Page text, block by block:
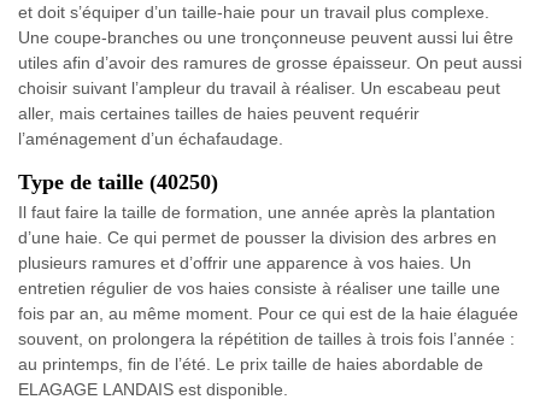
et doit s’équiper d’un taille-haie pour un travail plus complexe.
Une coupe-branches ou une tronçonneuse peuvent aussi lui être
utiles afin d’avoir des ramures de grosse épaisseur. On peut aussi
choisir suivant l’ampleur du travail à réaliser. Un escabeau peut
aller, mais certaines tailles de haies peuvent requérir
l’aménagement d’un échafaudage.
Type de taille (40250)
Il faut faire la taille de formation, une année après la plantation
d’une haie. Ce qui permet de pousser la division des arbres en
plusieurs ramures et d’offrir une apparence à vos haies. Un
entretien régulier de vos haies consiste à réaliser une taille une
fois par an, au même moment. Pour ce qui est de la haie élaguée
souvent, on prolongera la répétition de tailles à trois fois l’année :
au printemps, fin de l’été. Le prix taille de haies abordable de
ELAGAGE LANDAIS est disponible.